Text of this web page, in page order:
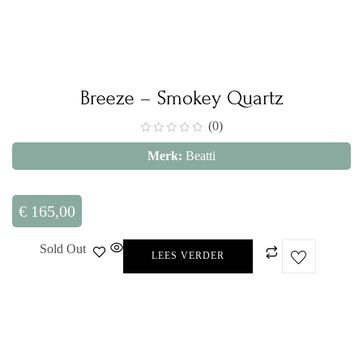
Breeze – Smokey Quartz
(0)
Merk: Beatti
€ 165,00
Sold Out LEES VERDER